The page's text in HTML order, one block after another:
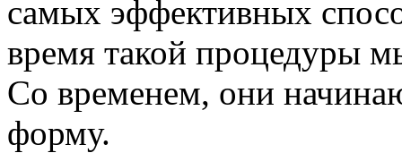
самых эффективных
время такой процедуры
Со временем, они
форму.